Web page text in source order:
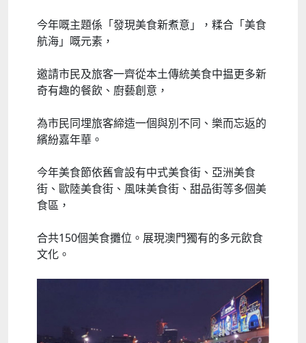
今年嘅主題係「發現美食新煮意」，糅合「美食
航海」嘅元素，
邀請市民及旅客一齊從本土傳統美食中揾更多新
奇有趣的餐飲、廚藝創意，
為市民同埋旅客締造一個與別不同、樂而忘返的
繽紛嘉年華。
今年美食節依舊會設有中式美食街、亞洲美食
街、歐陸美食街、風味美食街、甜品街等多個美
食區，
合共150個美食攤位。展現澳門獨有的多元飲食
文化。